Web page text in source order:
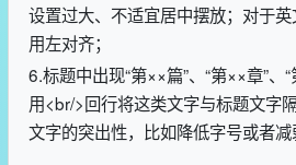
设置过大、不适宜居中摆放；对于
用左对齐；
6.标题中出现“第××篇”、“第××章”、
用<br/>回行将这类文字与标题文字
文字的突出性，比如降低字号或者减